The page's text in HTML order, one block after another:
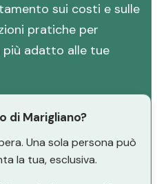
sui costi e sulle
pratiche per
adatto alle tue
di Marigliano?
Una sola persona può
la tua, esclusiva.